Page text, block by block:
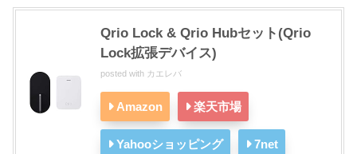
Qrio Lock & Qrio Hubセット(Qrio
Lock拡張デバイス)
posted with カエレバ
Amazon 楽天市場
Yahooショッピング 7net